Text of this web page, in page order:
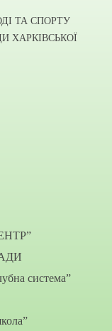
ТА СПОРТУ
ХАРКІВСЬКОЇ
система”